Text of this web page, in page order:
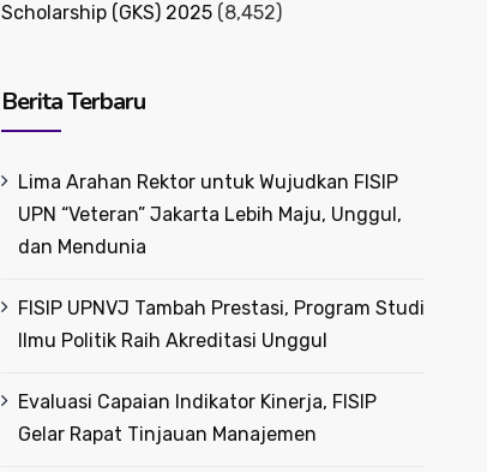
Scholarship (GKS) 2025 (8,452)
Berita Terbaru
Lima Arahan Rektor untuk Wujudkan FISIP
UPN “Veteran” Jakarta Lebih Maju, Unggul,
dan Mendunia
FISIP UPNVJ Tambah Prestasi, Program Studi
Ilmu Politik Raih Akreditasi Unggul
Evaluasi Capaian Indikator Kinerja, FISIP
Gelar Rapat Tinjauan Manajemen